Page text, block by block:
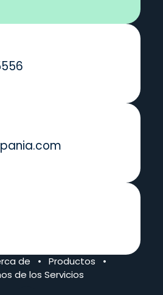
de • Productos
•
de los Servicios